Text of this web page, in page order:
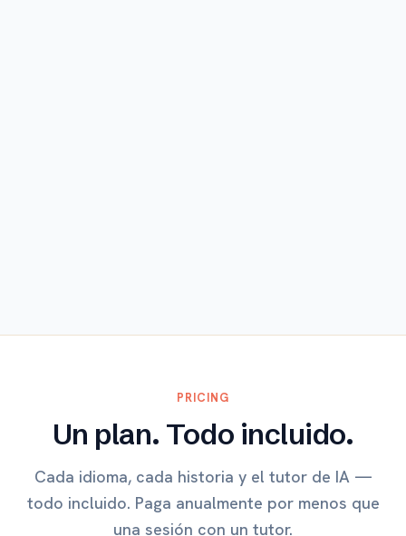
PRICING
Un plan. Todo incluido.
Cada idioma, cada historia y el tutor de IA —
todo incluido. Paga anualmente por menos que
una sesión con un tutor.